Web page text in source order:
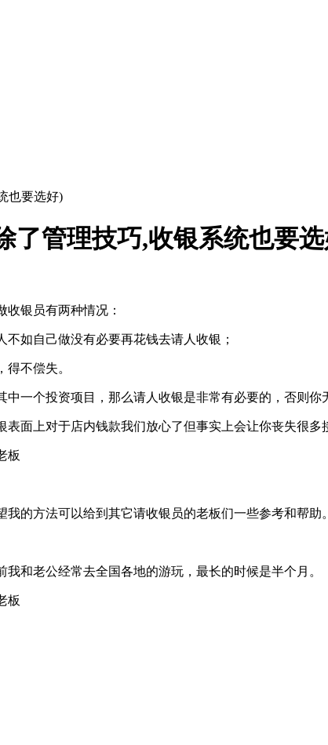
也要选好)
了管理技巧,收银系统也要
银员有两种情况：
如自己做没有必要再花钱去请人收银；
不偿失。
一个投资项目，那么请人收银是非常有必要的，否则你
面上对于店内钱款我们放心了但事实上会让你丧失很多
的方法可以给到其它请收银员的老板们一些参考和帮助
和老公经常去全国各地的游玩，最长的时候是半个月。